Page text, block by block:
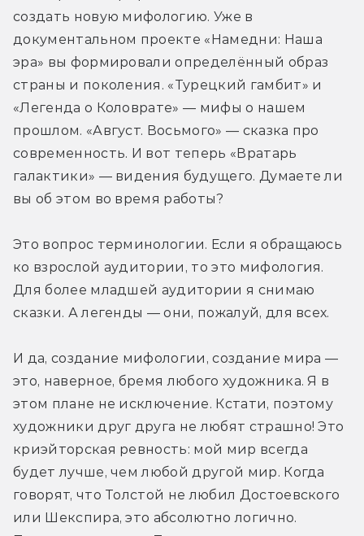
создать новую мифологию. Уже в
документальном проекте «Намедни: Наша
эра» вы формировали определённый образ
страны и поколения. «Турецкий гамбит» и
«Легенда о Коловрате» — мифы о нашем
прошлом. «Август. Восьмого» — сказка про
современность. И вот теперь «Вратарь
галактики» — видения будущего. Думаете ли
вы об этом во время работы?
Это вопрос терминологии. Если я обращаюсь
ко взрослой аудитории, то это мифология.
Для более младшей аудитории я снимаю
сказки. А легенды — они, пожалуй, для всех.
И да, создание мифологии, создание мира —
это, наверное, бремя любого художника. Я в
этом плане не исключение. Кстати, поэтому
художники друг друга не любят страшно! Это
криэйторская ревность: мой мир всегда
будет лучше, чем любой другой мир. Когда
говорят, что Толстой не любил Достоевского
или Шекспира, это абсолютно логично.